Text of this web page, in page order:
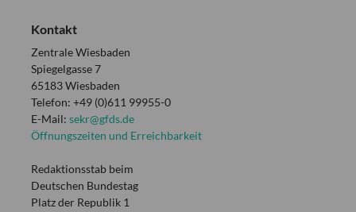
Kontakt
Zentrale Wiesbaden
Spiegelgasse 7
65183 Wiesbaden
Telefon: +49 (0)611 99955-0
E-Mail: sekr@gfds.de
Öffnungszeiten und Erreichbarkeit
Redaktionsstab beim
Deutschen Bundestag
Platz der Republik 1